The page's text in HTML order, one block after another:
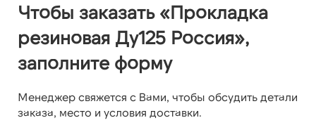
Чтобы заказать «Прокладка
резиновая Ду125 Россия»,
заполните форму
Менеджер свяжется с Вами, чтобы обсудить детали
заказа, место и условия доставки.